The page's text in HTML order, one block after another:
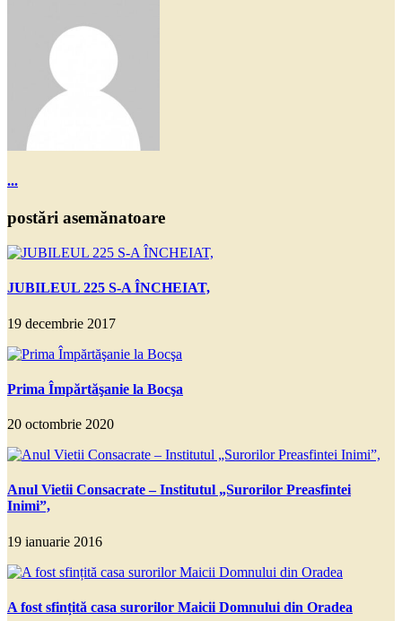
...
postări asemănatoare
JUBILEUL 225 S-A ÎNCHEIAT,
19 decembrie 2017
Prima Împărtăşanie la Bocşa
20 octombrie 2020
Anul Vietii Consacrate – Institutul „Surorilor Preasfintei
Inimi”,
19 ianuarie 2016
A fost sfințită casa surorilor Maicii Domnului din Oradea